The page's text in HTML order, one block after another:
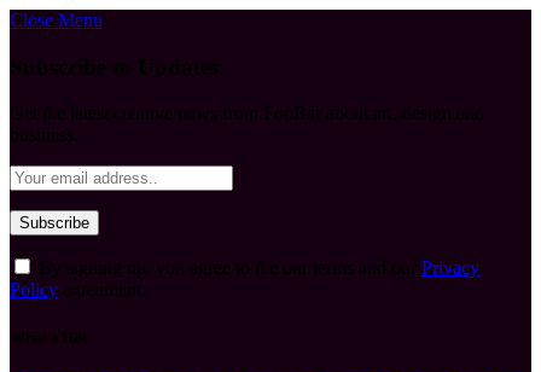
Close Menu
Privacy
Policy